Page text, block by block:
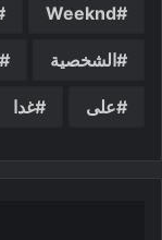
Weeknd
الشخصية
على غدا